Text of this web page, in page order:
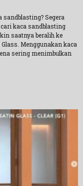
Segera
kaca sandblasting
saatnya beralih ke
Menggunakan kaca
sering menimbulkan